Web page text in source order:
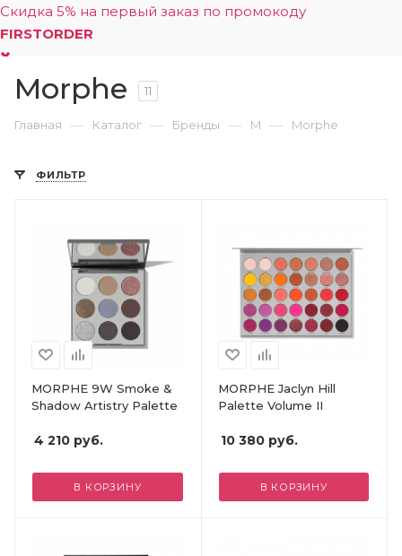
Скидка 5% на первый заказ по промокоду
FIRSTORDER
Morphe 11
Главная — Каталог — Бренды — M — Morphe
ФИЛЬТР
MORPHE 9W Smoke &
Shadow Artistry Palette
4 210 руб.
В КОРЗИНУ
MORPHE Jaclyn Hill
Palette Volume II
10 380руб.
В КОРЗИНУ